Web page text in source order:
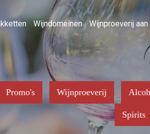
Wijndomeinen Wijnproeverij aan
Promo's Wijnproeverij
Spirits